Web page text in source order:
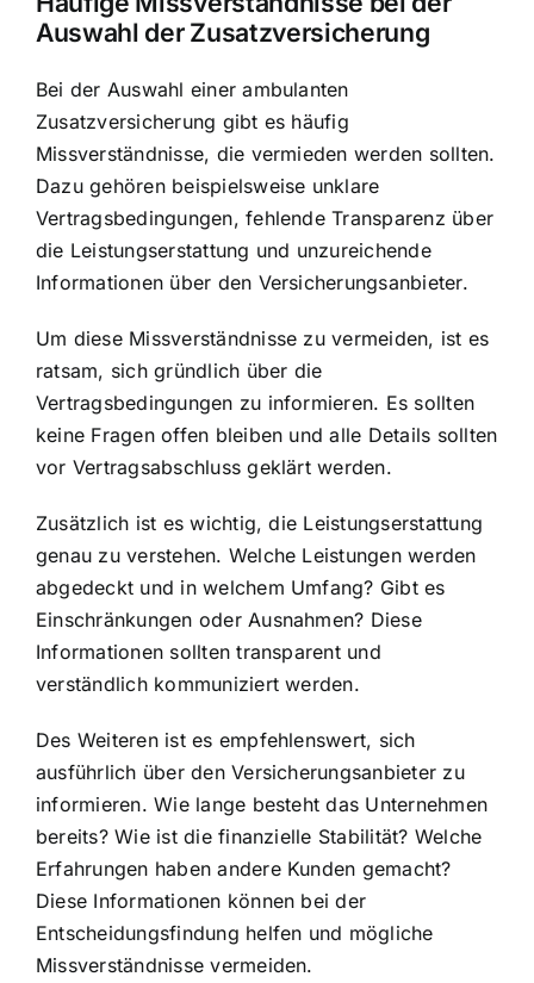
Auswahl der Zusatzversicherung
Bei der Auswahl einer ambulanten
Zusatzversicherung gibt es häufig
Missverständnisse, die vermieden werden sollten.
Dazu gehören beispielsweise unklare
Vertragsbedingungen, fehlende Transparenz über
die Leistungserstattung und unzureichende
Informationen über den Versicherungsanbieter.
Um diese Missverständnisse zu vermeiden, ist es
ratsam, sich gründlich über die
Vertragsbedingungen zu informieren. Es sollten
keine Fragen offen bleiben und alle Details sollten
vor Vertragsabschluss geklärt werden.
Zusätzlich ist es wichtig, die Leistungserstattung
genau zu verstehen. Welche Leistungen werden
abgedeckt und in welchem Umfang? Gibt es
Einschränkungen oder Ausnahmen? Diese
Informationen sollten transparent und
verständlich kommuniziert werden.
Des Weiteren ist es empfehlenswert, sich
ausführlich über den Versicherungsanbieter zu
informieren. Wie lange besteht das Unternehmen
bereits? Wie ist die finanzielle Stabilität? Welche
Erfahrungen haben andere Kunden gemacht?
Diese Informationen können bei der
Entscheidungsfindung helfen und mögliche
Missverständnisse vermeiden.